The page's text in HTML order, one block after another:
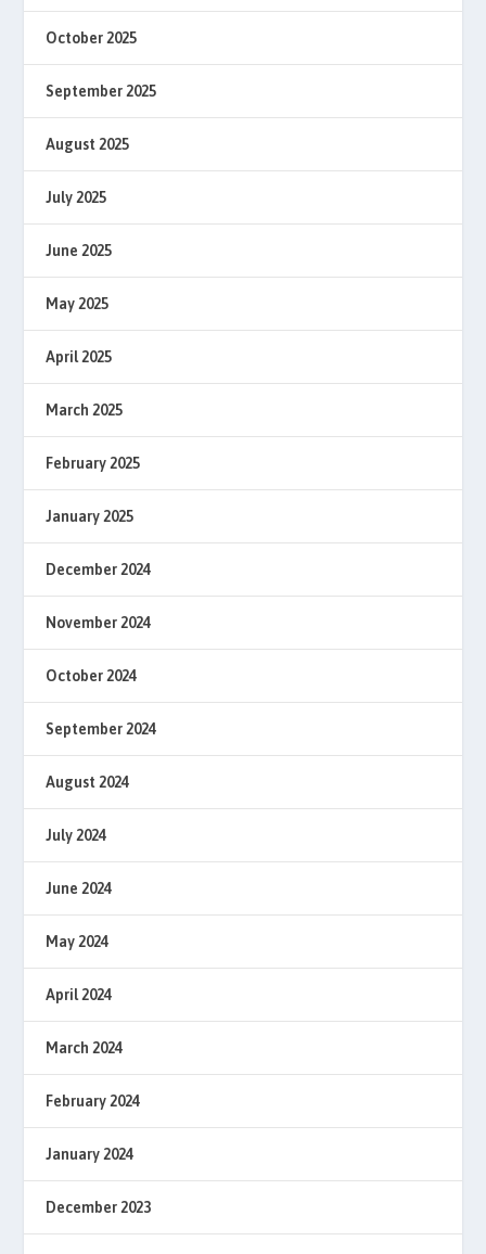
October 2025
September 2025
August 2025
July 2025
June 2025
May 2025
April 2025
March 2025
February 2025
January 2025
December 2024
November 2024
October 2024
September 2024
August 2024
July 2024
June 2024
May 2024
April 2024
March 2024
February 2024
January 2024
December 2023